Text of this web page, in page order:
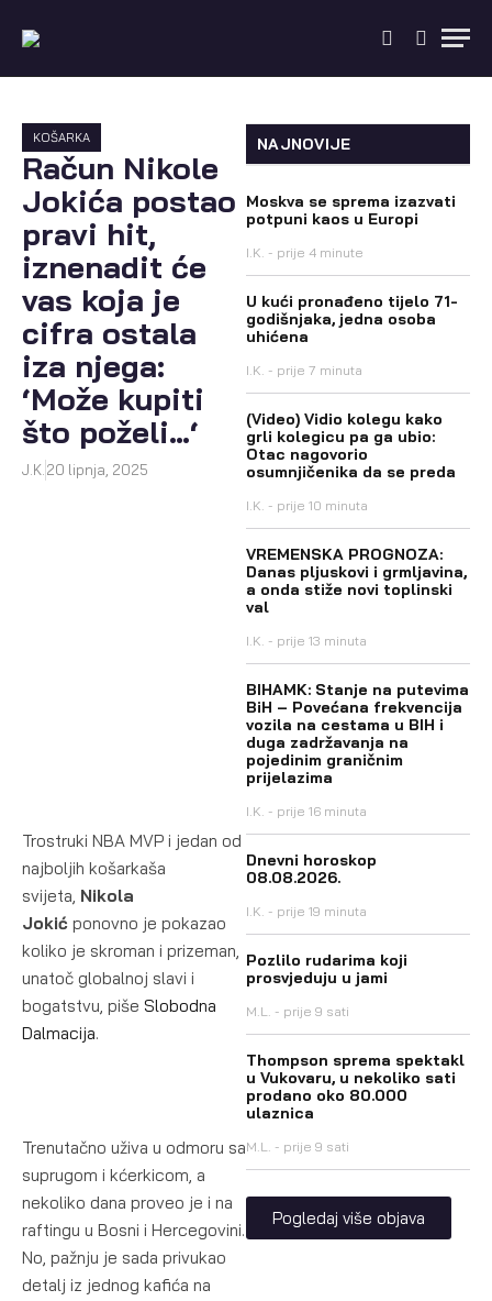
KOŠARKA
Račun Nikole
Jokića postao
pravi hit,
iznenadit će
vas koja je
cifra ostala
iza njega:
‘Može kupiti
što poželi…‘
J.K. 20 lipnja, 2025
Trostruki NBA MVP i jedan od
najboljih košarkaša
svijeta, Nikola
Jokić ponovno je pokazao
koliko je skroman i prizeman,
unatoč globalnoj slavi i
bogatstvu, piše Slobodna
Dalmacija.
Trenutačno uživa u odmoru sa
suprugom i kćerkicom, a
nekoliko dana proveo je i na
raftingu u Bosni i Hercegovini.
No, pažnju je sada privukao
detalj iz jednog kafića na
NAJNOVIJE
Moskva se sprema izazvati
potpuni kaos u Europi
I.K. prije 4 minute
U kući pronađeno tijelo 71-
godišnjaka, jedna osoba
uhićena
I.K. prije 7 minuta
(Video) Vidio kolegu kako
grli kolegicu pa ga ubio:
Otac nagovorio
osumnjičenika da se preda
I.K. prije 10 minuta
VREMENSKA PROGNOZA:
Danas pljuskovi i grmljavina,
a onda stiže novi toplinski
val
I.K. prije 13 minuta
BIHAMK: Stanje na putevima
BiH – Povećana frekvencija
vozila na cestama u BIH i
duga zadržavanja na
pojedinim graničnim
prijelazima
I.K. prije 16 minuta
Dnevni horoskop
08.08.2026.
I.K. prije 19 minuta
Pozlilo rudarima koji
prosvjeduju u jami
M.L. prije 9 sati
Thompson sprema spektakl
u Vukovaru, u nekoliko sati
prodano oko 80.000
ulaznica
M.L. prije 9 sati
Pogledaj više objava